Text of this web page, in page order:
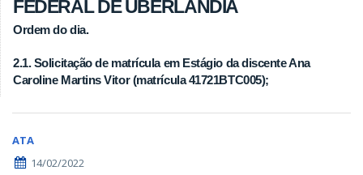
FEDERAL DE UBERLÂNDIA
Ordem do dia.
2.1. Solicitação de matrícula em Estágio da discente Ana
Caroline Martins Vitor (matrícula 41721BTC005);
ATA
14/02/2022